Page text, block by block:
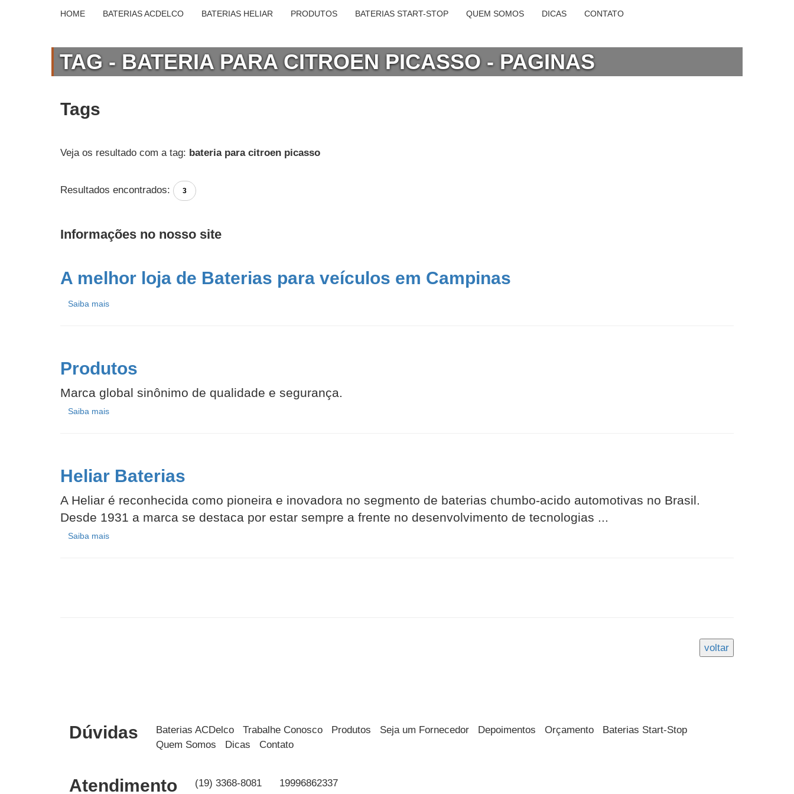
HOME BATERIAS ACDELCO BATERIAS HELIAR PRODUTOS BATERIAS START-STOP QUEM SOMOS DICAS CONTATO
TAG - BATERIA PARA CITROEN PICASSO - PAGINAS
Tags
Veja os resultado com a tag: bateria para citroen picasso
Resultados encontrados: 3
Informações no nosso site
A melhor loja de Baterias para veículos em Campinas
Saiba mais
Produtos
Marca global sinônimo de qualidade e segurança.
Saiba mais
Heliar Baterias
A Heliar é reconhecida como pioneira e inovadora no segmento de baterias chumbo-acido automotivas no Brasil.
Desde 1931 a marca se destaca por estar sempre a frente no desenvolvimento de tecnologias ...
Saiba mais
Dúvidas Baterias ACDelco Trabalhe Conosco Produtos Seja um Fornecedor Depoimentos Orçamento
Baterias Start-Stop
Quem Somos
Dicas Contato
Atendimento (19) 3368-8081 19996862337